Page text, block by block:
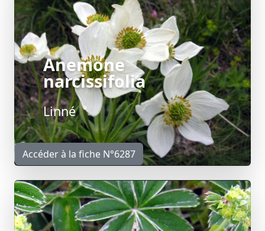
Anemone
narcissifolia
Linné
Accéder à la fiche N°6287